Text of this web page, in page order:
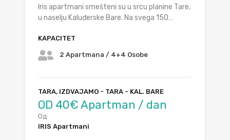
Iris apartmani smešteni su u srcu planine Tare,
u naselju Kaluđerske Bare. Na svega 150…
KAPACITET
2 Apartmana / 4+4 Osobe
TARA, IZDVAJAMO - TARA - KAL. BARE
OD 40€ Apartman / dan
Од
IRIS Apartmani